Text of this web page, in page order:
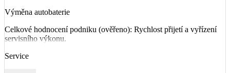
Výměna autobaterie
Celkové hodnocení podniku (ověřeno): Rychlost přijetí a vyřízení
servisního výkonu.
Service